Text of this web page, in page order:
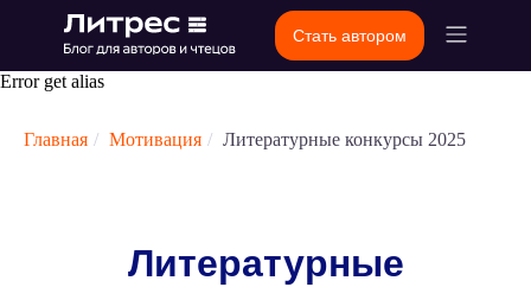
Стать автором
Error get alias
Главная / Мотивация / Литературные конкурсы 2025
Литературные